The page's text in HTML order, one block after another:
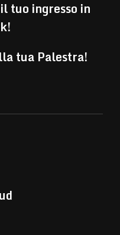
tuo ingresso in
tua Palestra!